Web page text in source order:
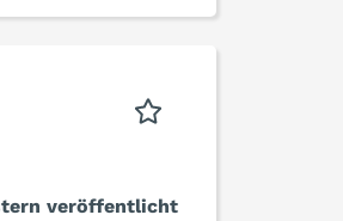
veröffentlicht